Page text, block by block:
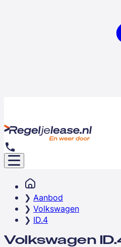
Aanbod
Volkswagen
ID.4
Volkswagen